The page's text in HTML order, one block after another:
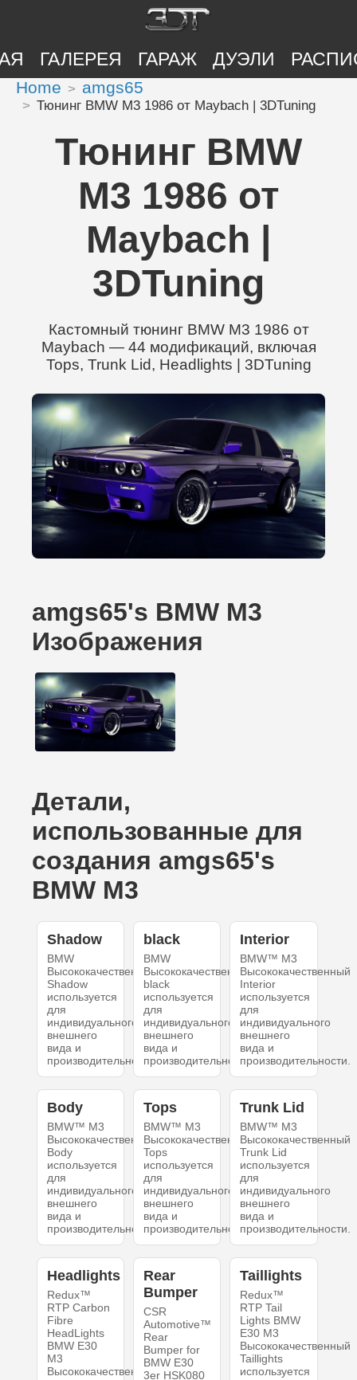
ГАЛЕРЕЯ ГАРАЖ ДУЭЛИ
Home amgs65
Тюнинг BMW M3 1986 от Maybach | 3DTuning
Тюнинг BMW
M3 1986 от
Maybach |
3DTuning
Кастомный тюнинг BMW M3 1986 от
Maybach — 44 модификаций, включая
Tops, Trunk Lid, Headlights | 3DTuning
amgs65's BMW M3
Изображения
Детали,
использованные для
создания amgs65's
BMW M3
Shadow
BMW
Высококачественный
Shadow
используется
для
индивидуального
внешнего
вида и
производительности.
black
BMW
Высококачественный
black
используется
для
индивидуального
внешнего
вида и
производительности.
Interior
BMW™ M3
Высококачественный
Interior
используется
для
индивидуального
внешнего
вида и
производительности.
Body
BMW™ M3
Высококачественный
Body
используется
для
индивидуального
внешнего
вида и
производительности.
Tops
BMW™ M3
Высококачественный
Tops
используется
для
индивидуального
внешнего
вида и
производительности.
Trunk Lid
BMW™ M3
Высококачественный
Trunk Lid
используется
для
индивидуального
внешнего
вида и
производительности.
Headlights
Redux™
RTP Carbon
Fibre
HeadLights
BMW E30
M3
Высококачественный
Rear
Bumper
CSR
Automotive™
Rear
Bumper for
BMW E30
3er HSK080
Taillights
Redux™
RTP Tail
Lights BMW
E30 M3
Высококачественный
Taillights
используется